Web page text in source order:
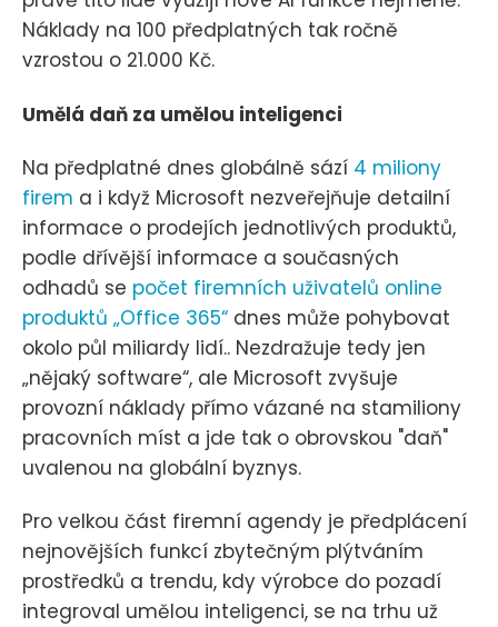
Náklady na 100 předplatných tak ročně
vzrostou o 21.000 Kč.
Umělá daň za umělou inteligenci
Na předplatné dnes globálně sází 4 miliony
firem a i když Microsoft nezveřejňuje detailní
informace o prodejích jednotlivých produktů,
podle dřívější informace a současných
odhadů se počet firemních uživatelů online
produktů „Office 365“ dnes může pohybovat
okolo půl miliardy lidí.. Nezdražuje tedy jen
„nějaký software“, ale Microsoft zvyšuje
provozní náklady přímo vázané na stamiliony
pracovních míst a jde tak o obrovskou "daň"
uvalenou na globální byznys.
Pro velkou část firemní agendy je předplácení
nejnovějších funkcí zbytečným plýtváním
prostředků a trendu, kdy výrobce do pozadí
integroval umělou inteligenci, se na trhu už